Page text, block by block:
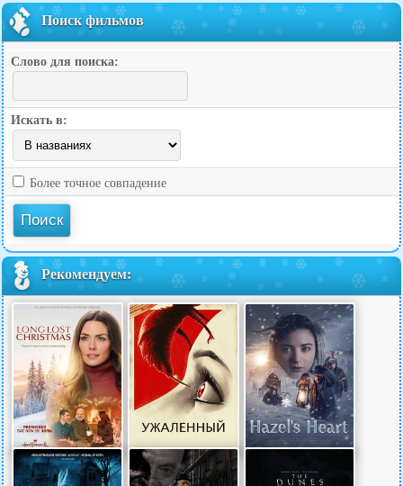
Поиск фильмов
Слово для поиска:
Искать в:
Более точное совпадение
Рекомендуем: